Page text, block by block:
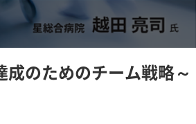
成のためのチーム戦略～